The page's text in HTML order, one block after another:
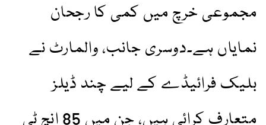
مجموعی خرچ میں کمی کا رجحان
نمایاں ہے۔دوسری جانب، والمارٹ نے
بلیک فرائیڈے کے لیے چند ڈیلز
متعارف کرائی ہیں، جن میں 85 انچ ٹی